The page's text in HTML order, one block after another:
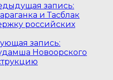
запись:
и Тасблак
российских
запись:
Новоорского